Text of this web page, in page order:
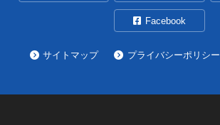
Facebook
サイトマップ プライバシーポリシー